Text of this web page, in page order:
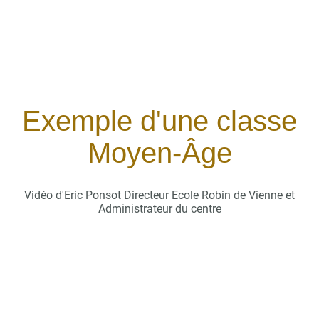
Exemple d'une classe
Moyen-Âge
Vidéo d'Eric Ponsot Directeur Ecole Robin de Vienne et
Administrateur du centre